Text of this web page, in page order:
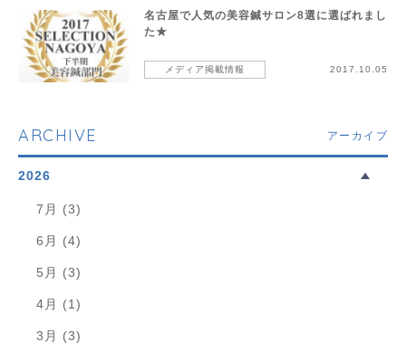
名古屋で人気の美容鍼サロン8選に選ばれまし
た★
メディア掲載情報 2017.10.05
ARCHIVE アーカイブ
2026
7月 (3)
6月 (4)
5月 (3)
4月 (1)
3月 (3)